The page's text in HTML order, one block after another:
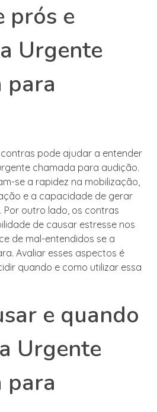
prós e
Urgente
para
pode ajudar a entender
chamada para audição.
se a rapidez na mobilização,
e a capacidade de gerar
Por outro lado, os contras
de causar estresse nos
de mal-entendidos se a
Avaliar esses aspectos é
quando e como utilizar essa
e quando
Urgente
para